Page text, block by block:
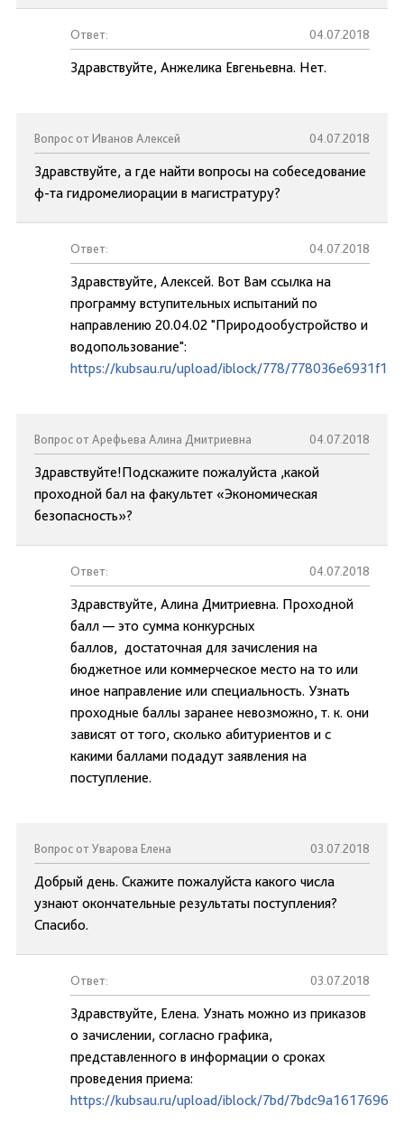
Ответ: 04.07.2018
Здравствуйте, Анжелика Евгеньевна. Нет.
Вопрос от Иванов Алексей 04.07.2018
Здравствуйте, а где найти вопросы на собеседование
ф-та гидромелиорации в магистратуру?
Ответ: 04.07.2018
Здравствуйте, Алексей. Вот Вам ссылка на
программу вступительных испытаний по
направлению 20.04.02 "Природообустройство и
водопользование":
https://kubsau.ru/upload/iblock/778/
Вопрос от Арефьева Алина Дмитриевна 04.07.2018
Здравствуйте!Подскажите пожалуйста ,какой
проходной бал на факультет «Экономическая
безопасность»?
Ответ: 04.07.2018
Здравствуйте, Алина Дмитриевна. Проходной
балл — это сумма конкурсных
баллов, достаточная для зачисления на
бюджетное или коммерческое место на то или
иное направление или специальность. Узнать
проходные баллы заранее невозможно, т. к. они
зависят от того, сколько абитуриентов и с
какими баллами подадут заявления на
поступление.
Вопрос от Уварова Елена 03.07.2018
Добрый день. Скажите пожалуйста какого числа
узнают окончательные результаты поступления?
Спасибо.
Ответ: 03.07.2018
Здравствуйте, Елена. Узнать можно из приказов
о зачислении, согласно графика,
представленного в информации о сроках
проведения приема:
https://kubsau.ru/upload/iblock/7bd/